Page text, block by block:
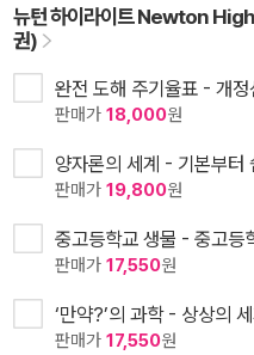
뉴턴 하이라이트 Newton
권)
완전 도해 주기율표 - 개정
판매가 18,000원
양자론의 세계 - 기본부터
판매가 19,800원
중고등학교 생물 - 중고등
판매가 17,550원
‘만약?’의 과학 - 상상의
판매가 17,550원